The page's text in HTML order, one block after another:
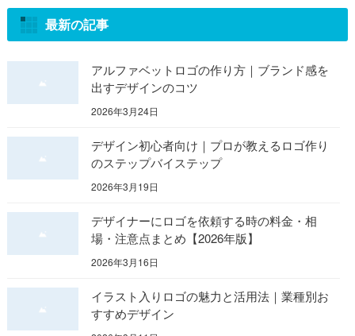
最新の記事
アルファベットロゴの作り方｜ブランド感を
出すデザインのコツ
2026年3月24日
デザイン初心者向け｜プロが教えるロゴ作り
のステップバイステップ
2026年3月19日
デザイナーにロゴを依頼する時の料金・相
場・注意点まとめ【2026年版】
2026年3月16日
イラスト入りロゴの魅力と活用法｜業種別お
すすめデザイン